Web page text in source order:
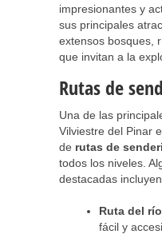
impresionantes y
sus principales
extensos bosques,
que invitan a la
Rutas de
Una de las
Vilviestre del Pinar
de rutas de
todos los niveles.
destacadas
Ruta del
fácil y